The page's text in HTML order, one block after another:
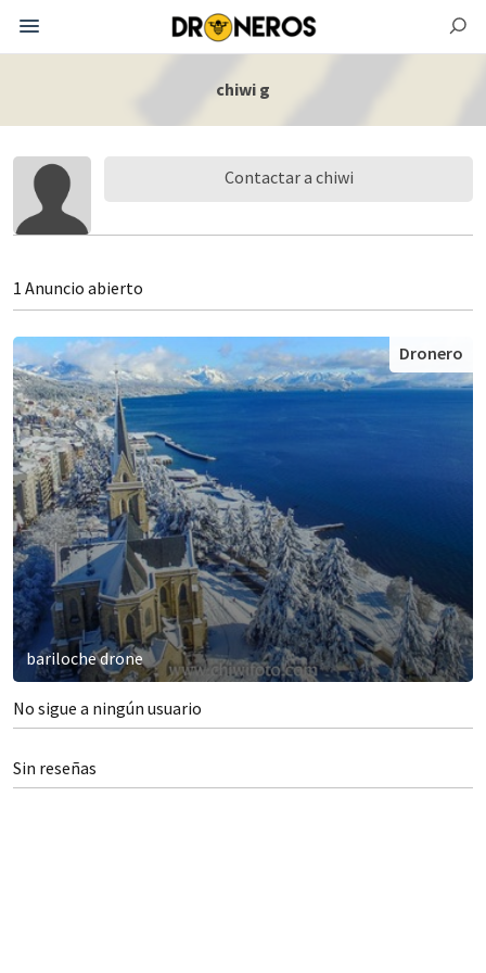
chiwi g
Contactar a chiwi
1 Anuncio abierto
bariloche drone
Dronero
No sigue a ningún usuario
Sin reseñas